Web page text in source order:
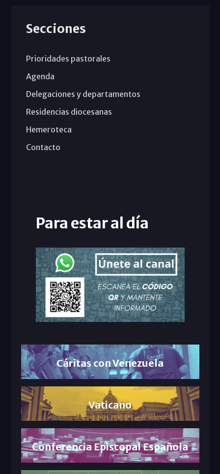
Secciones
Prioridades pastorales
Agenda
Delegaciones y departamentos
Residencias diocesanas
Hemeroteca
Contacto
Para estar al día
Cáritas con Venezuela
Vaticano
Conferencia Episcopal Española